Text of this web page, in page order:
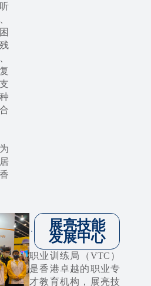
展亮技能
发展中心
职业训练局（VTC）
是香港卓越的职业专
才教育机构，展亮技